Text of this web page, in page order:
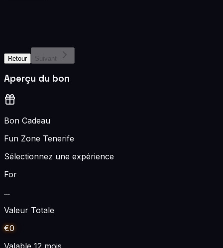
Retour Suivant
Aperçu du bon
Bon Cadeau
Fun Zone Tenerife
Sélectionnez une expérience
For
...
Valeur Totale
€0